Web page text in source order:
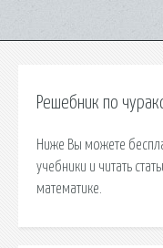
Решебник по
Ниже Вы можете
учебники и читать
математике.